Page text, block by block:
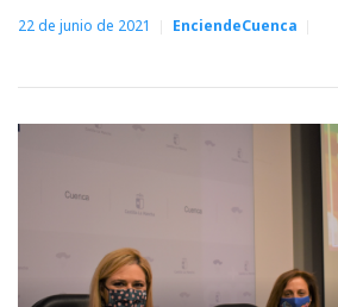
22 de junio de 2021 EnciendeCuenca